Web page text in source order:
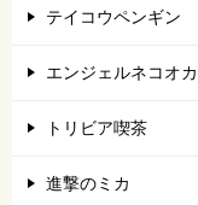
テイコウペンギン
エンジェルネコオカ
トリビア喫茶
進撃のミカ